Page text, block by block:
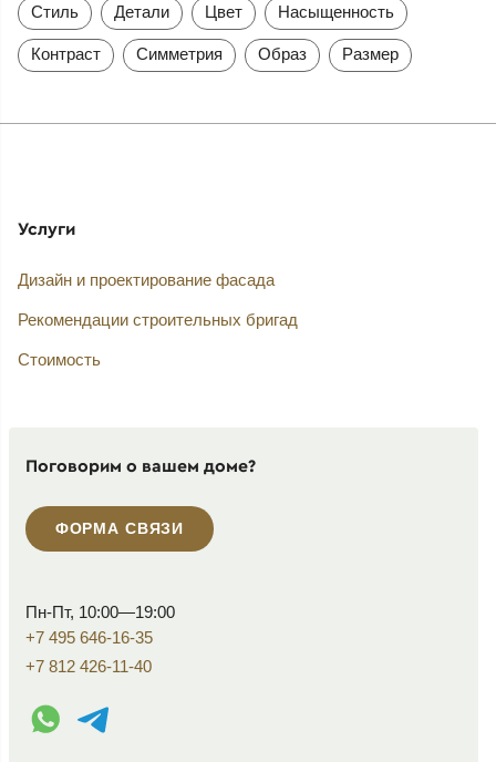
Стиль Детали Цвет Насыщенность
Контраст Симметрия Образ Размер
Услуги
Дизайн и проектирование фасада
Рекомендации строительных бригад
Стоимость
Поговорим о вашем доме?
ФОРМА СВЯЗИ
Пн-Пт, 10:00—19:00
+7 495 646-16-35
+7 812 426-11-40
WhatsApp контакт
Telegram контакт